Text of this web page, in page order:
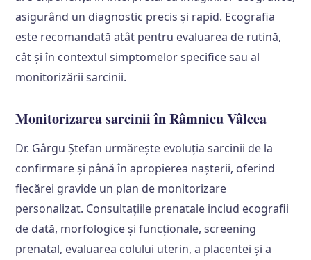
asigurând un diagnostic precis și rapid. Ecografia
este recomandată atât pentru evaluarea de rutină,
cât și în contextul simptomelor specifice sau al
monitorizării sarcinii.
Monitorizarea sarcinii în Râmnicu Vâlcea
Dr. Gârgu Ștefan urmărește evoluția sarcinii de la
confirmare și până în apropierea nașterii, oferind
fiecărei gravide un plan de monitorizare
personalizat. Consultațiile prenatale includ ecografii
de dată, morfologice și funcționale, screening
prenatal, evaluarea colului uterin, a placentei și a